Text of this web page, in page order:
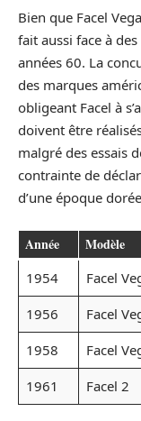
Bien que Facel
fait aussi face à
années 60. La
des marques
obligeant Facel à
doivent être
malgré des essais
contrainte de
d’une époque
Année Modèle
1954 Facel
1956
Facel
1958
Facel
1961
Facel 2